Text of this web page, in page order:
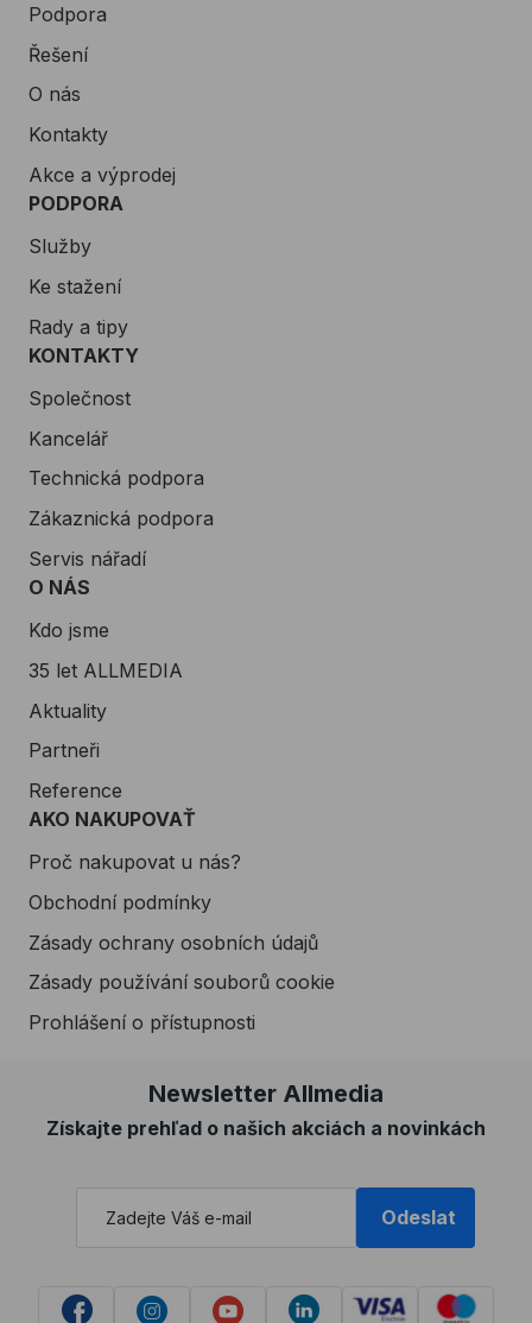
Podpora
Řešení
O nás
Kontakty
Akce a výprodej
PODPORA
Služby
Ke stažení
Rady a tipy
KONTAKTY
Společnost
Kancelář
Technická podpora
Zákaznická podpora
Servis nářadí
O NÁS
Kdo jsme
35 let ALLMEDIA
Aktuality
Partneři
Reference
AKO NAKUPOVAŤ
Proč nakupovat u nás?
Obchodní podmínky
Zásady ochrany osobních údajů
Zásady používání souborů cookie
Prohlášení o přístupnosti
Newsletter Allmedia
Získajte prehľad o našich akciách a novinkách
Odeslat